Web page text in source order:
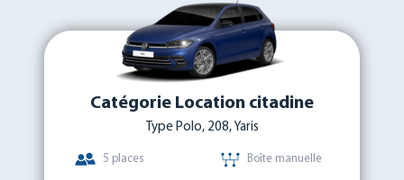
Catégorie Location citadine
Type Polo, 208, Yaris
5 places Boîte manuelle